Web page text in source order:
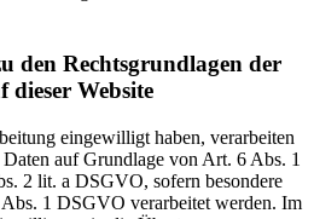
den Rechtsgrundlagen der
Website
eingewilligt haben, verarbeiten
auf Grundlage von Art. 6 Abs. 1
2 lit. a DSGVO, sofern besondere
1 DSGVO verarbeitet werden. Im